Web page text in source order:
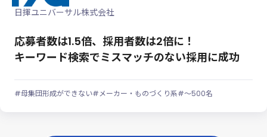
日揮ユニバーサル株式会社
応募者数は1.5倍、採用者数は2倍に！
キーワード検索でミスマッチのない採用に成功
#母集団形成ができない#メーカー・ものづくり系#～500名